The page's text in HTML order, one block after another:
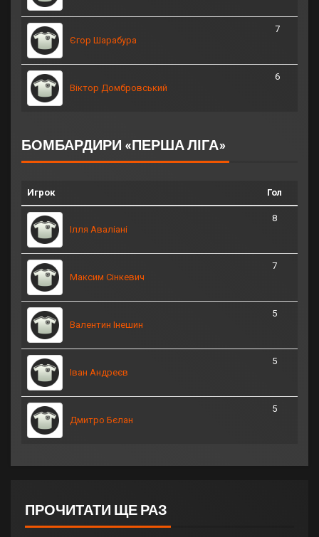
Єгор Шарабура
7
Віктор Домбровський
6
БОМБАРДИРИ «ПЕРША ЛІГА»
Игрок Гол
Ілля Аваліані
8
Максим Сінкевич
7
Валентин Інешин
5
Іван Андреєв
5
Дмитро Бєлан
5
ПРОЧИТАТИ ЩЕ РАЗ